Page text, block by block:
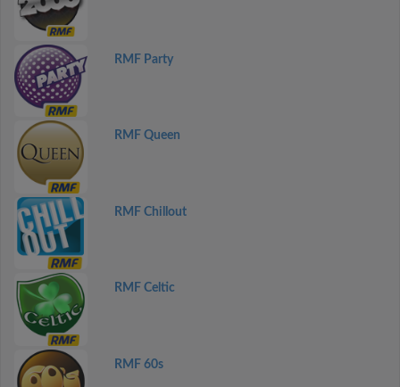
RMF Party
RMF Queen
RMF Chillout
RMF Celtic
RMF 60s